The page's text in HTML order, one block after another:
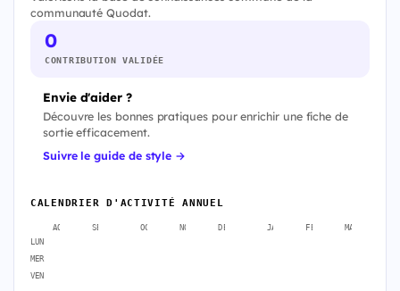
communauté Quodat.
0
CONTRIBUTION VALIDÉE
Envie d'aider ?
Découvre les bonnes pratiques pour enrichir une fiche de
sortie efficacement.
Suivre le guide de style →
CALENDRIER D'ACTIVITÉ ANNUEL
AOÛT SEPT. OCT. NOV. DÉC. JANV. FÉVR. MARS
LUN
MER
VEN